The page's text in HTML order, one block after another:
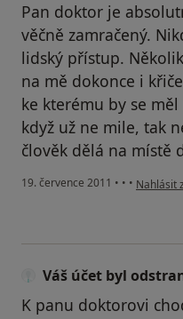
Pan doktor je
věčně zamračený.
lidský přístup.
na mě dokonce i
ke kterému by se
když už ne mile, tak
člověk dělá na místě
19. července 2011 • • • podle
Nahlásit
Váš účet byl
K panu doktorovi